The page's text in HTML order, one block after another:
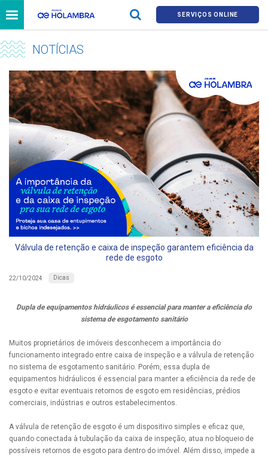
SERVIÇOS ONLINE
NOTÍCIAS
Válvula de retenção e caixa de inspeção garantem eficiência da
rede de esgoto
22/10/2024 Dicas
Dupla de equipamentos hidráulicos é essencial para manter a eficiência do
sistema de esgotamento sanitário
Muitos proprietários de imóveis desconhecem a importância do
funcionamento integrado entre caixa de inspeção e a válvula de retenção
no sistema de esgotamento sanitário. Porém, essa dupla de
equipamentos hidráulicos é essencial para manter a eficiência da rede de
esgoto e evitar eventuais retornos de esgoto em residências, prédios
comerciais, indústrias e outros estabelecimentos.
A válvula de retenção de esgoto é um dispositivo simples e eficaz que,
quando conectada à tubulação da caixa de inspeção, atua no bloqueio de
possíveis retornos de esgoto para dentro do imóvel. Além disso, impede a